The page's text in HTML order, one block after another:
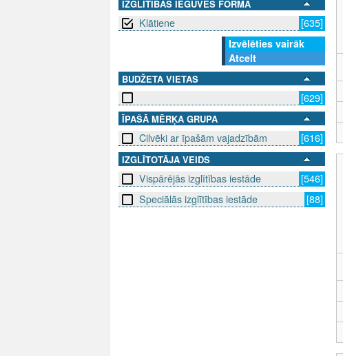
IZGLĪTĪBAS IEGUVES FORMA
Klātiene
[635]
Izvēlēties vairāk
Atcelt
BUDŽETA VIETAS
[629]
ĪPAŠĀ MĒRĶA GRUPA
Cilvēki ar īpašām vajadzībām [616]
IZGLĪTOTĀJA VEIDS
Vispārējās izglītības iestāde
[546]
Speciālās izglītības iestāde
[88]